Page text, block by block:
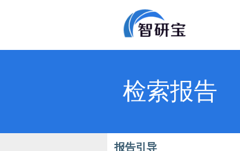
检索报告
报告引导